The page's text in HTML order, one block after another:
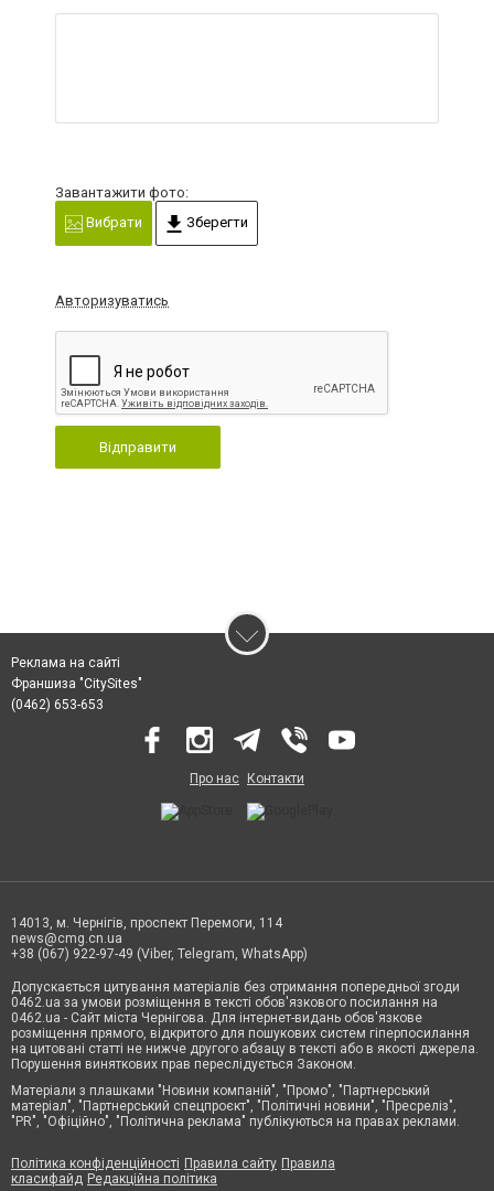
Завантажити фото:
Вибрати
Зберегти
Авторизуватись
Відправити
Реклама на сайті
Франшиза "CitySites"
(0462) 653-653
Про нас Контакти
14013, м. Чернігів, проспект Перемоги, 114
news@cmg.cn.ua
+38 (067) 922-97-49 (Viber, Telegram, WhatsApp)
Допускається цитування матеріалів без отримання попередньої згоди
0462.ua за умови розміщення в тексті обов'язкового посилання на
0462.ua - Сайт міста Чернігова. Для інтернет-видань обов'язкове
розміщення прямого, відкритого для пошукових систем гіперпосилання
на цитовані статті не нижче другого абзацу в тексті або в якості джерела.
Порушення виняткових прав переслідується Законом.
Матеріали з плашками "Новини компаній", "Промо", "Партнерський
матеріал", "Партнерський спецпроєкт", "Політичні новини", "Пресреліз",
"PR", "Офіційно", "Політична реклама" публікуються на правах реклами.
Політика конфіденційності Правила сайту Правила
класифайд Редакційна політика